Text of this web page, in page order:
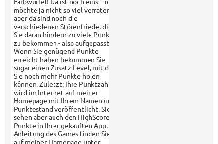
möchte ja nicht so viel verraten
aber da sind noch die
verschiedenen Störenfriede, die
Sie daran hindern zu viele Punkte
zu bekommen - also aufgepasst!
Wenn Sie genügend Punkte
erreicht haben bekommen Sie
sogar einen Zusatz-Level, mit dem
Sie noch mehr Punkte holen
können. Zuletzt: Ihre Punktzahl
wird im Internet auf meiner
Homepage mit Ihrem Namen und
Punktestand veröffentlicht, Sie
sehen aber auch den HighScore
Punkte in Ihrer gekauften App. Die
Anleitung des Games finden Sie
auf meiner Homepage unter